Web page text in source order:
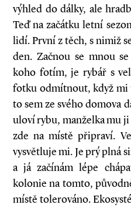
výhled do dálky, ale
Teď na začátku letní
lidí. První z těch, s nimiž
den. Začnou se mnou
koho fotím, je rybář s
fotku odmítnout, když mi
to sem ze svého domova
uloví rybu, manželka mu
zde na místě připraví.
vysvětluje mi. Je prý plná
a já začínám lépe
kolonie na tomto,
místě tolerováno.